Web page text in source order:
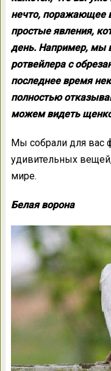
нечто, поражающее
простые явления,
день. Например, мы
ротвейлера с
последнее время
полностью
можем видеть
Мы собрали для вас
удивительных
мире.
Белая ворона